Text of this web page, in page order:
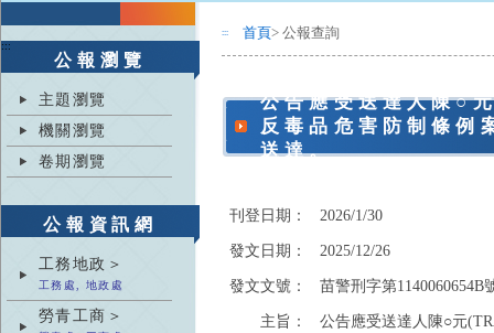
:::
公報瀏覽
主題瀏覽
機關瀏覽
卷期瀏覽
公報資訊網
工務地政＞
工務處, 地政處
勞青工商＞
::: 首頁> 公報查詢
公告應受送達人陳
反毒品危害防制條例
送達。
刊登日期：
2026/1/30
發文日期：
2025/12/26
發文文號：
苗警刑字第1140060654B
主旨：
公告應受送達人陳○元